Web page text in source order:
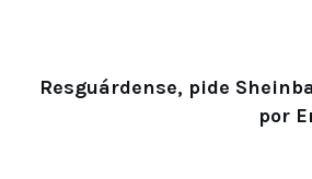
Resguárdense, pide
por